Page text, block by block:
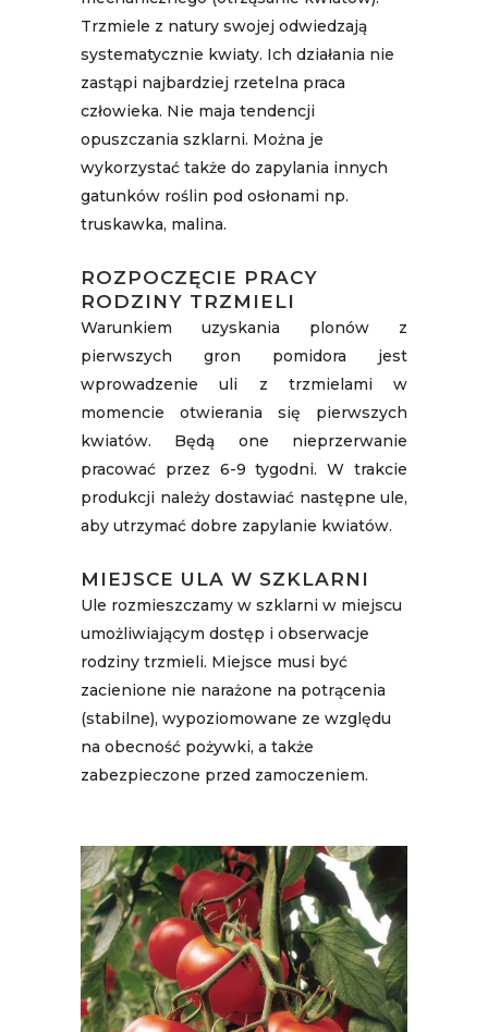
Trzmiele z natury swojej odwiedzają
systematycznie kwiaty. Ich działania nie
zastąpi najbardziej rzetelna praca
człowieka. Nie maja tendencji
opuszczania szklarni. Można je
wykorzystać także do zapylania innych
gatunków roślin pod osłonami np.
truskawka, malina.
ROZPOCZĘCIE PRACY
RODZINY TRZMIELI
Warunkiem uzyskania plonów z
pierwszych gron pomidora jest
wprowadzenie uli z trzmielami w
momencie otwierania się pierwszych
kwiatów. Będą one nieprzerwanie
pracować przez 6-9 tygodni. W trakcie
produkcji należy dostawiać następne ule,
aby utrzymać dobre zapylanie kwiatów.
MIEJSCE ULA W SZKLARNI
Ule rozmieszczamy w szklarni w miejscu
umożliwiającym dostęp i obserwacje
rodziny trzmieli. Miejsce musi być
zacienione nie narażone na potrącenia
(stabilne), wypoziomowane ze względu
na obecność pożywki, a także
zabezpieczone przed zamoczeniem.